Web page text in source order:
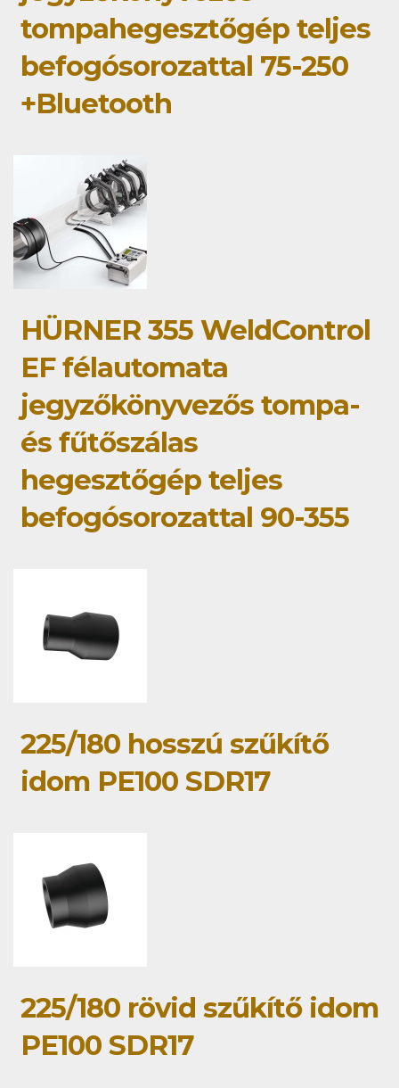
tompahegesztőgép teljes
befogósorozattal 75-250
+Bluetooth
HÜRNER 355 WeldControl
EF félautomata
jegyzőkönyvezős tompa-
és fűtőszálas
hegesztőgép teljes
befogósorozattal 90-355
225/180 hosszú szűkítő
idom PE100 SDR17
225/180 rövid szűkítő idom
PE100 SDR17